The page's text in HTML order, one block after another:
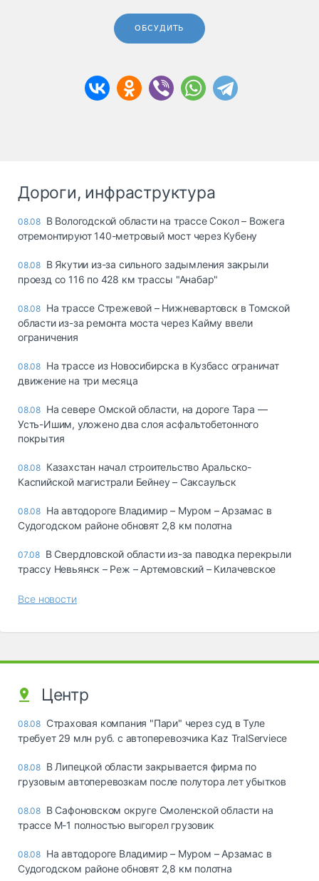
ОБСУДИТЬ
Дороги, инфраструктура
08.08 В Вологодской области на трассе Сокол – Вожега
отремонтируют 140-метровый мост через Кубену
08.08 В Якутии из-за сильного задымления закрыли
проезд со 116 по 428 км трассы "Анабар"
08.08 На трассе Стрежевой – Нижневартовск в Томской
области из-за ремонта моста через Кайму ввели
ограничения
08.08 На трассе из Новосибирска в Кузбасс ограничат
движение на три месяца
08.08 На севере Омской области, на дороге Тара —
Усть-Ишим, уложено два слоя асфальтобетонного
покрытия
08.08 Казахстан начал строительство Аральско-
Каспийской магистрали Бейнеу – Саксаульск
08.08 На автодороге Владимир – Муром – Арзамас в
Судогодском районе обновят 2,8 км полотна
07.08 В Свердловской области из-за паводка перекрыли
трассу Невьянск – Реж – Артемовский – Килачевское
Все новости
Центр
08.08 Страховая компания "Пари" через суд в Туле
требует 29 млн руб. с автоперевозчика Kaz TralServiece
08.08 В Липецкой области закрывается фирма по
грузовым автоперевозкам после полутора лет убытков
08.08 В Сафоновском округе Смоленской области на
трассе М-1 полностью выгорел грузовик
08.08 На автодороге Владимир – Муром – Арзамас в
Судогодском районе обновят 2,8 км полотна